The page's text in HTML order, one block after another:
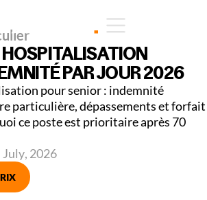
PAR JOUR 2026
pour senior : indemnité
particulière, dépassements et forfait
ce poste est prioritaire après 70
July, 2026